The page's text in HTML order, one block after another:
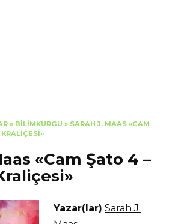
» BILIMKURGU » SARAH J. MAAS «CAM
«Cam Şato 4 –
Yazar(lar) Sarah J.